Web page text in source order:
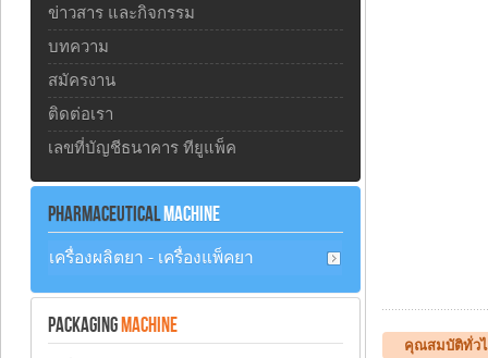
คุณสมบัติทั่วไ
ข่าวสาร และกิจกรรม
บทความ
สมัครงาน
ติดต่อเรา
เลขที่บัญชีธนาคาร ทียูแพ็ค
PHARMACEUTICALMACHINE
เครื่องผลิตยา - เครื่องแพ็คยา
PACKAGING MACHINE